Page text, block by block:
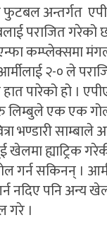
फुटबल अन्तर्गत
पराजित गरेको
कम्प्लेक्समा
२-० ले
पारेको हो ।
लिम्बुले एक एक
भण्डारी साम्बाले
ह्याट्रिक
गर्न सकिनन् ।
नदिए पनि अन्य
गरे ।